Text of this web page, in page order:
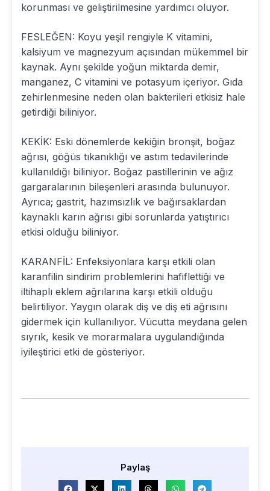
korunması ve geliştirilmesine yardımcı oluyor.
FESLEĞEN: Koyu yeşil rengiyle K vitamini,
kalsiyum ve magnezyum açısından mükemmel bir
kaynak. Aynı şekilde yoğun miktarda demir,
manganez, C vitamini ve potasyum içeriyor. Gıda
zehirlenmesine neden olan bakterileri etkisiz hale
getirdiği biliniyor.
KEKİK: Eski dönemlerde kekiğin bronşit, boğaz
ağrısı, göğüs tıkanıklığı ve astım tedavilerinde
kullanıldığı biliniyor. Boğaz pastillerinin ve ağız
gargaralarının bileşenleri arasında bulunuyor.
Ayrıca; gastrit, hazımsızlık ve bağırsaklardan
kaynaklı karın ağrısı gibi sorunlarda yatıştırıcı
etkisi olduğu biliniyor.
KARANFİL: Enfeksiyonlara karşı etkili olan
karanfilin sindirim problemlerini hafiflettiği ve
iltihaplı eklem ağrılarına karşı etkili olduğu
belirtiliyor. Yaygın olarak diş ve diş eti ağrısını
gidermek için kullanılıyor. Vücutta meydana gelen
sıyrık, kesik ve morarmalara uygulandığında
iyileştirici etki de gösteriyor.
Paylaş